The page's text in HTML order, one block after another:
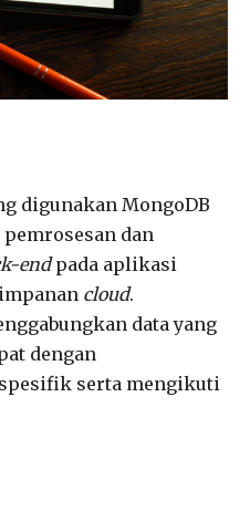
digunakan MongoDB
dan
endpada aplikasi
cloud.
data yang
dengan
serta mengikuti